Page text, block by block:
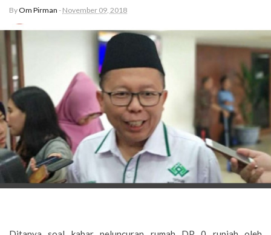
ByOm Pirman - November 09, 2018